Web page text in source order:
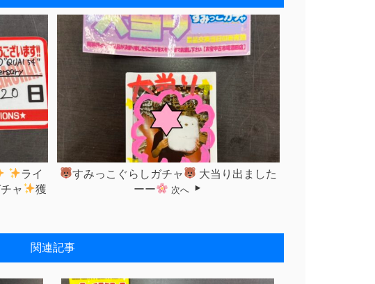
ライ
ャ
獲
すみっこぐらしガチャ
大当り出ました
ーー
次へ
関連記事